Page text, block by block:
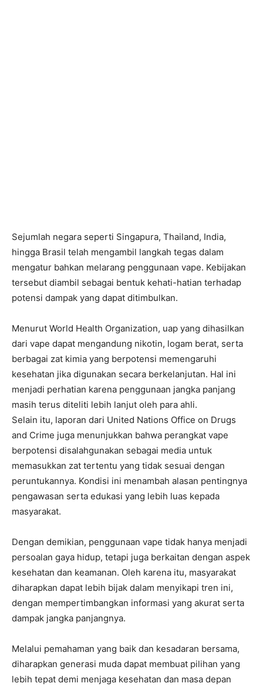
Sejumlah negara seperti Singapura, Thailand, India,
hingga Brasil telah mengambil langkah tegas dalam
mengatur bahkan melarang penggunaan vape. Kebijakan
tersebut diambil sebagai bentuk kehati-hatian terhadap
potensi dampak yang dapat ditimbulkan.
Menurut World Health Organization, uap yang dihasilkan
dari vape dapat mengandung nikotin, logam berat, serta
berbagai zat kimia yang berpotensi memengaruhi
kesehatan jika digunakan secara berkelanjutan. Hal ini
menjadi perhatian karena penggunaan jangka panjang
masih terus diteliti lebih lanjut oleh para ahli.
Selain itu, laporan dari United Nations Office on Drugs
and Crime juga menunjukkan bahwa perangkat vape
berpotensi disalahgunakan sebagai media untuk
memasukkan zat tertentu yang tidak sesuai dengan
peruntukannya. Kondisi ini menambah alasan pentingnya
pengawasan serta edukasi yang lebih luas kepada
masyarakat.
Dengan demikian, penggunaan vape tidak hanya menjadi
persoalan gaya hidup, tetapi juga berkaitan dengan aspek
kesehatan dan keamanan. Oleh karena itu, masyarakat
diharapkan dapat lebih bijak dalam menyikapi tren ini,
dengan mempertimbangkan informasi yang akurat serta
dampak jangka panjangnya.
Melalui pemahaman yang baik dan kesadaran bersama,
diharapkan generasi muda dapat membuat pilihan yang
lebih tepat demi menjaga kesehatan dan masa depan